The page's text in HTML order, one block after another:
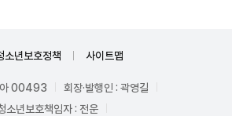
소년보호정책 사이트맵
아 00493
회장·발행인 : 곽영길
소년보호책임자 : 전운